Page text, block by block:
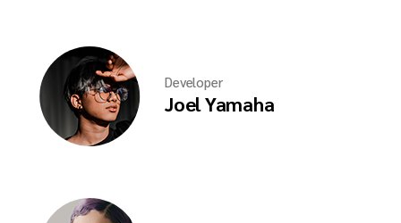
Developer
Joel Yamaha